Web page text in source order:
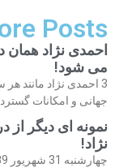
Posts
احمدی نژاد همان
می شود!
3 احمدی نژاد مانند
جهانی و امکانات
نمونه ای دیگر از
نژاد!